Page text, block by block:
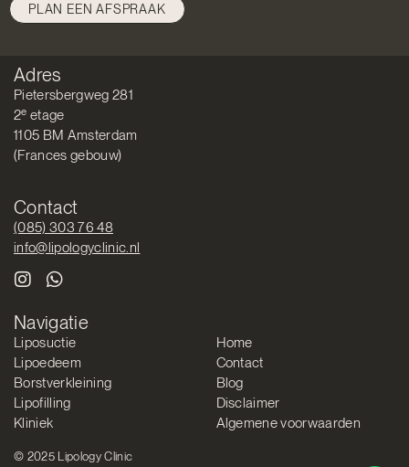
Navigatie
Liposuctie
Lipoedeem
Borstverkleining
Lipofilling
Kliniek
Home
Contact
Blog
Disclaimer
Algemene voorwaarden
© 2025 Lipology Clinic
PLAN EEN AFSPRAAK
Adres
Pietersbergweg 281
2e etage
1105 BM Amsterdam
(Frances gebouw)
Contact
(085) 303 76 48
info@lipologyclinic.nl